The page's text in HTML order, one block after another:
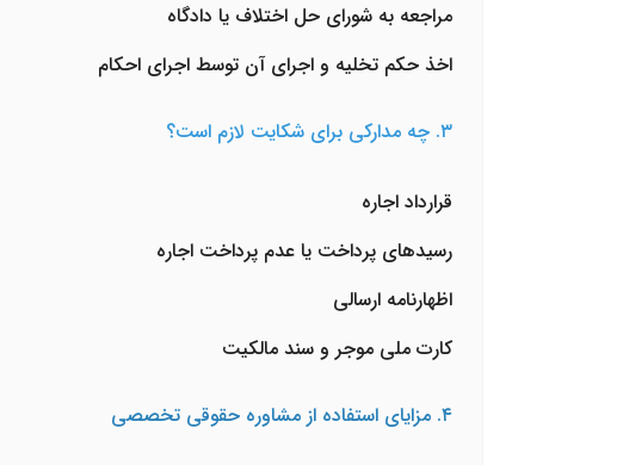
مراجعه به شورای حل اختلاف یا دادگاه
اخذ حکم تخلیه و اجرای آن توسط اجرای احکام
۳. چه مدارکی برای شکایت لازم است؟
قرارداد اجاره
رسیدهای پرداخت یا عدم پرداخت اجاره
اظهارنامه ارسالی
کارت ملی موجر و سند مالکیت
۴. مزایای استفاده از مشاوره حقوقی تخصصی